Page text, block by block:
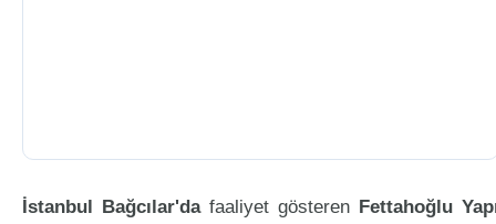
İstanbul Bağcılar'dafaaliyet gösteren Fettahoğlu